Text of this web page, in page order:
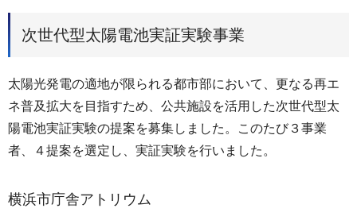
次世代型太陽電池実証実験事業
太陽光発電の適地が限られる都市部において、更なる再エ
ネ普及拡大を目指すため、公共施設を活用した次世代型太
陽電池実証実験の提案を募集しました。このたび３事業
者、４提案を選定し、実証実験を行いました。
横浜市庁舎アトリウム